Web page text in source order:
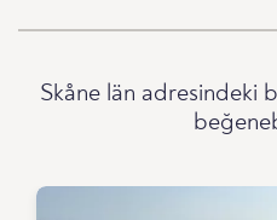
Skåne län adresindeki